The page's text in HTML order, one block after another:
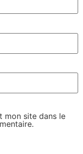
mon site dans le